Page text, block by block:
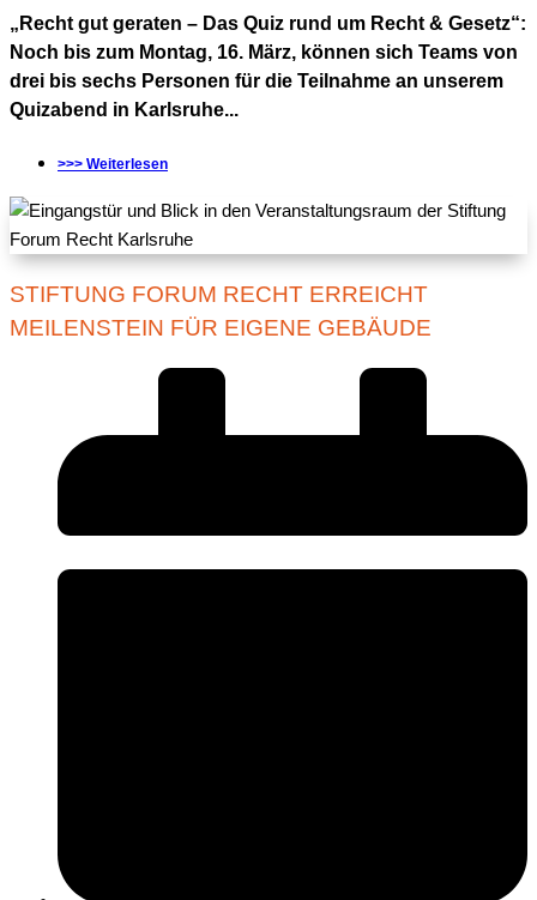
„Recht gut geraten – Das Quiz rund um Recht & Gesetz“:
Noch bis zum Montag, 16. März, können sich Teams von
drei bis sechs Personen für die Teilnahme an unserem
Quizabend in Karlsruhe...
>>> Weiterlesen
STIFTUNG FORUM RECHT ERREICHT
MEILENSTEIN FÜR EIGENE GEBÄUDE